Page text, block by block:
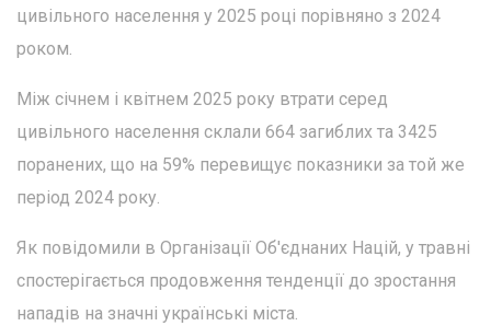
цивільного населення у 2025 році порівняно з 2024
роком.
Між січнем і квітнем 2025 року втрати серед
цивільного населення склали 664 загиблих та 3425
поранених, що на 59% перевищує показники за той же
період 2024 року.
Як повідомили в Організації Об'єднаних Націй, у травні
спостерігається продовження тенденції до зростання
нападів на значні українські міста.